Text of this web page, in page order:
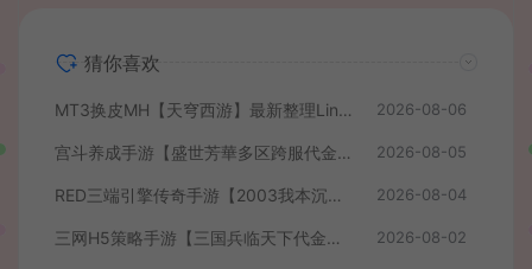
猜你喜欢
MT3换皮MH【天穹西游】最新整理Linux手工服务端+安卓苹果双端+GM后台+详细搭建教程+全套源码+视频教程 2026-08-06
宫斗养成手游【盛世芳華多区跨服代金券本地优化版】最新整理单机一键即玩端+Linux手工服务端+CDK授权后台+安卓+详细搭建教程 2026-08-05
RED三端引擎传奇手游【2003我本沉默】最新整理Win系服务端+安卓苹果PC三端+详细搭建教程 2026-08-04
三网H5策略手游【三国兵临天下代金券内购七合修复版】最新整理单机一键即玩镜像端+Linux手工服务端+管理后台+GM授权后台+简易安卓客户端+详细搭建教程+视频教程 2026-08-02